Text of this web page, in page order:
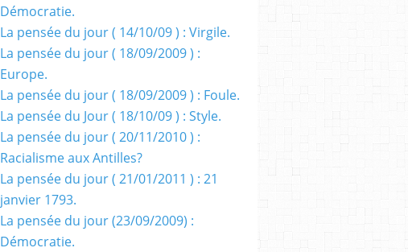
Démocratie.
La pensée du jour ( 14/10/09 ) : Virgile.
La pensée du jour ( 18/09/2009 ) :
Europe.
La pensée du jour ( 18/09/2009 ) : Foule.
La pensée du Jour ( 18/10/09 ) : Style.
La pensée du jour ( 20/11/2010 ) :
Racialisme aux Antilles?
La pensée du jour ( 21/01/2011 ) : 21
janvier 1793.
La pensée du jour (23/09/2009) :
Démocratie.